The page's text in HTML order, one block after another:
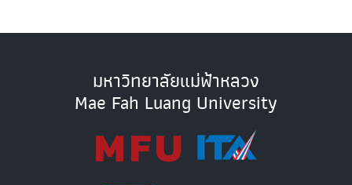
มหาวิทยาลัยแม่ฟ้าหลวง
Mae Fah Luang University